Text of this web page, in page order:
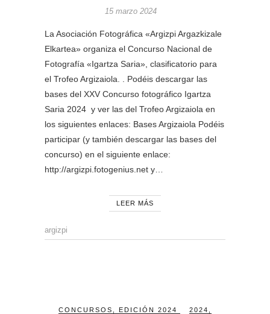
15 marzo 2024
La Asociación Fotográfica «Argizpi Argazkizale
Elkartea» organiza el Concurso Nacional de
Fotografía «Igartza Saria», clasificatorio para
el Trofeo Argizaiola. . Podéis descargar las
bases del XXV Concurso fotográfico Igartza
Saria 2024 y ver las del Trofeo Argizaiola en
los siguientes enlaces: Bases Argizaiola Podéis
participar (y también descargar las bases del
concurso) en el siguiente enlace:
http://argizpi.fotogenius.net y…
LEER MÁS
argizpi
CONCURSOS EDICIÓN 2024 2024